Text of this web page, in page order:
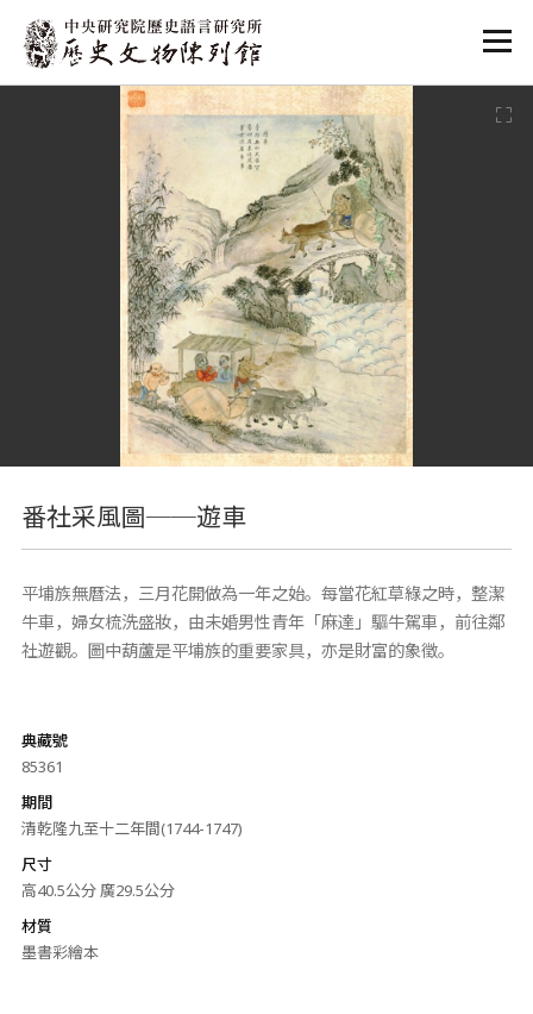
:::
番社采風圖──遊車
平埔族無曆法，三月花開做為一年之始。每當花紅草綠之時，整潔
牛車，婦女梳洗盛妝，由未婚男性青年「麻達」驅牛駕車，前往鄰
社遊觀。圖中葫蘆是平埔族的重要家具，亦是財富的象徵。
典藏號
85361
期間
清乾隆九至十二年間(1744-1747)
尺寸
高40.5公分 廣29.5公分
材質
墨書彩繪本